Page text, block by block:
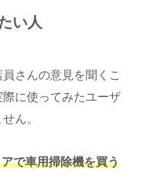
い人
さんの意見を聞くこ
に使ってみたユーザ
ん。
で車用掃除機を買う